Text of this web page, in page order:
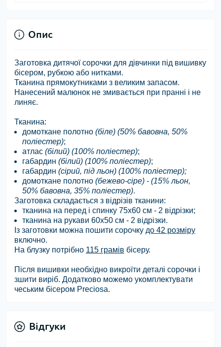
Опис
Заготовка дитячої сорочки для дівчинки під вишивку
бісером, рубкою або нитками.
Тканина прямокутниками з великим запасом.
Нанесений малюнок не змивається при пранні і не
линяє.
Тканина:
домоткане полотно (біле) (50% бавовна, 50%
поліестер);
атлас (білий) (100% поліестер);
габардин (білий) (100% поліестер);
габардин (сірий, під льон) (100% поліестер);
домоткане полотно (бежево-сіре) - (15% льон,
50% бавовна, 35% поліестер).
Заготовка складається з відрізів тканини:
тканина на перед і спинку 75х60 см - 2 відрізки;
тканина на рукави 60х50 см - 2 відрізки.
Із заготовки можна пошити сорочку до 42 розміру
включно.
На блузку потрібно 115 грамів бісеру.
Після вишивки необхідно викроїти деталі сорочки і
зшити виріб. Додатково можемо укомплектувати
чеським бісером Preciosa.
Відгуки